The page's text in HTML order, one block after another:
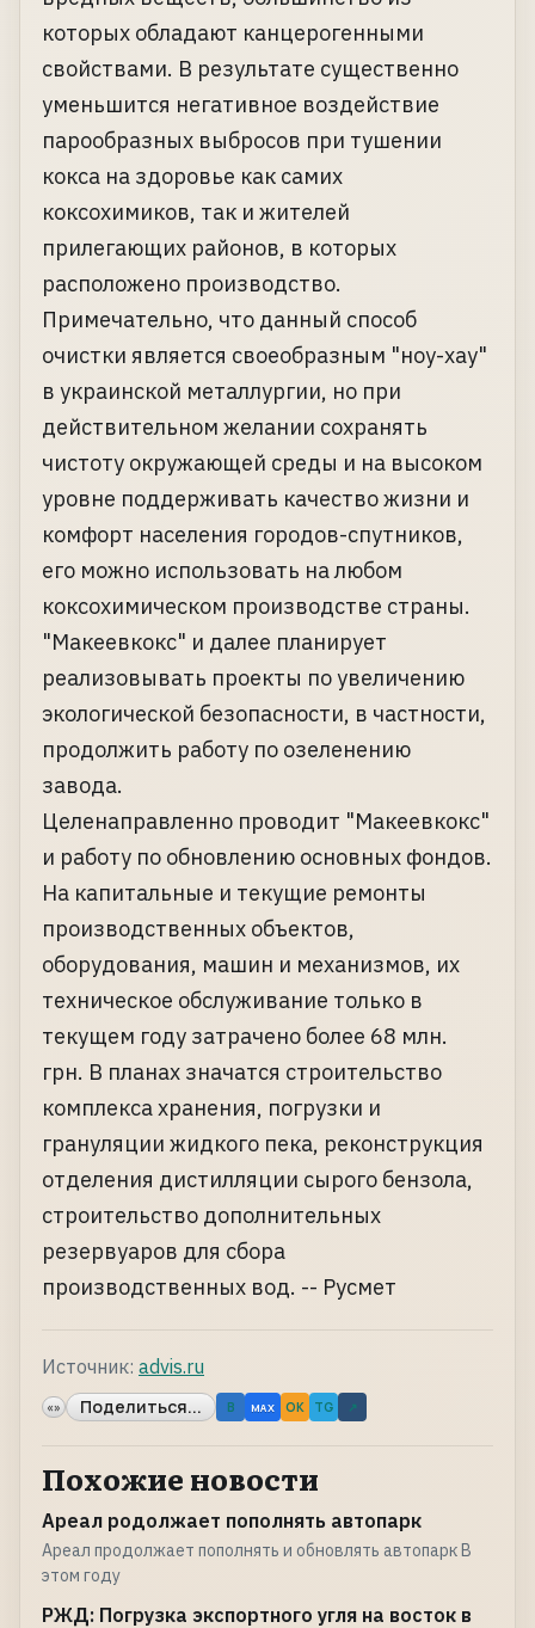
которых обладают канцерогенными
свойствами. В результате существенно
уменьшится негативное воздействие
парообразных выбросов при тушении
кокса на здоровье как самих
коксохимиков, так и жителей
прилегающих районов, в которых
расположено производство.
Примечательно, что данный способ
очистки является своеобразным "ноу-хау"
в украинской металлургии, но при
действительном желании сохранять
чистоту окружающей среды и на высоком
уровне поддерживать качество жизни и
комфорт населения городов-спутников,
его можно использовать на любом
коксохимическом производстве страны.
"Макеевкокс" и далее планирует
реализовывать проекты по увеличению
экологической безопасности, в частности,
продолжить работу по озеленению
завода.
Целенаправленно проводит "Макеевкокс"
и работу по обновлению основных фондов.
На капитальные и текущие ремонты
производственных объектов,
оборудования, машин и механизмов, их
техническое обслуживание только в
текущем году затрачено более 68 млн.
грн. В планах значатся строительство
комплекса хранения, погрузки и
грануляции жидкого пека, реконструкция
отделения дистилляции сырого бензола,
строительство дополнительных
резервуаров для сбора
производственных вод. -- Русмет
Источник: advis.ru
«» Поделиться... B MAX OK TG ↗
Похожие новости
Ареал родолжает пополнять автопарк
Ареал продолжает пополнять и обновлять автопарк В
этом году
РЖД: Погрузка экспортного угля на восток в